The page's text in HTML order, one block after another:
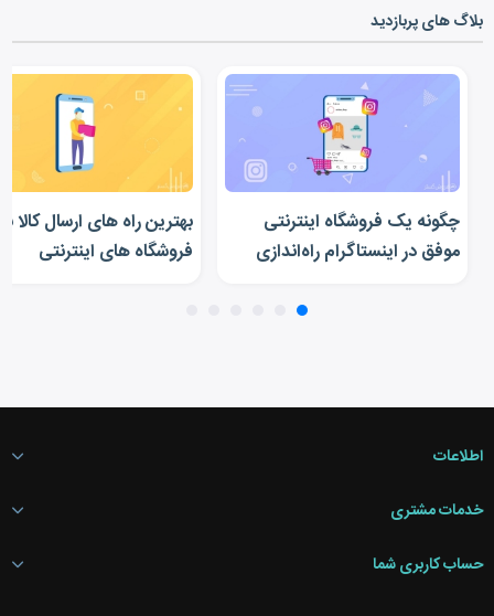
بلاگ های پربازدید
چگونه یک فروشگاه اینترنتی
موفق در اینستاگرام راه‌اندازی
بهترین راه های ارسال کالا
فروشگاه‎ های اینترنتی
اطلاعات
خدمات مشتری
حساب کاربری شما